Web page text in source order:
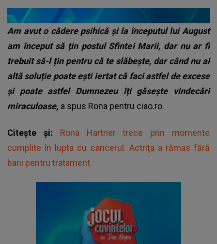
Am avut o cădere psihică și la începutul lui August
am început să țin postul Sfintei Marii, dar nu ar fi
trebuit să-l țin pentru că te slăbește, dar când nu ai
altă soluție poate ești iertat că faci astfel de excese
și poate astfel Dumnezeu îți găsește vindecări
miraculoase, a spus Rona pentru ciao.ro.
Citește și: Rona Hartner trece prin momente
cumplite în lupta cu cancerul. Actrița a rămas fără
bani pentru tratament